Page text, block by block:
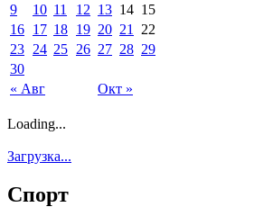
« Авг Окт »
9
10 11 12 13 14 15
16 17 18 19 20 21
22
23 24 25 26 27 28 29
30
Loading...
Загрузка...
Спорт